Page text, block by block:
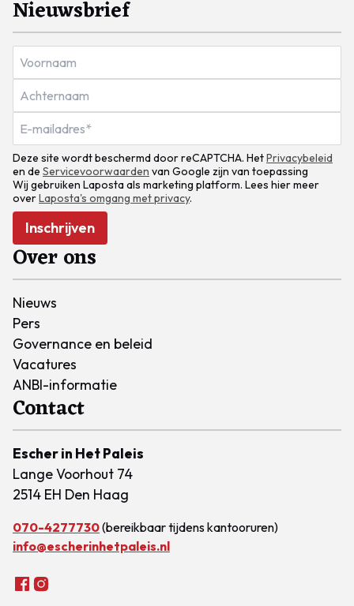
Nieuwsbrief
Deze site wordt beschermd door reCAPTCHA. HetPrivacybeleid
en de Servicevoorwaarden van Google zijn van toepassing
Wij gebruiken Laposta als marketing platform. Lees hier meer
overLaposta's omgang met privacy.
Inschrijven
Over ons
Nieuws
Pers
Governance en beleid
Vacatures
ANBI-informatie
Contact
Escher in Het Paleis
Lange Voorhout 74
2514 EH Den Haag
070-4277730(bereikbaar tijdens kantooruren)
info@escherinhetpaleis.nl